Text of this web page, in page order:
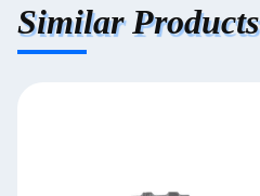
Similar Products